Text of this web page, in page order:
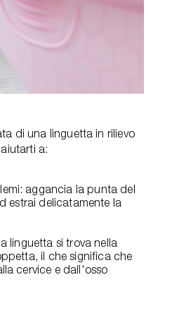
di una linguetta in rilievo
a:
aggancia la punta del
estrai delicatamente la
linguetta si trova nella
il che significa che
cervice e dall'osso